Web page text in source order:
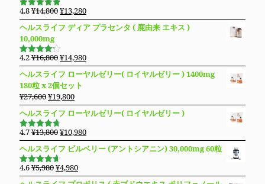
5段階で
4.83の評
価
4.8¥14,800元
の
価
は
¥14,800
で
し
た。
¥13,280現
在
の
格
は
¥13,280
ヘルスライフ ディア プラセンタ ( 鹿由来 エキス )
10,000mg
5段階で
4.19の評
価
4.2¥16,800元
の
価
格
は
¥16,800
で
し
た。
¥14,980現
在
の
は
で
す。
ヘルスライフ ローヤルゼリー( ロイヤルゼリー ) 1400mg
180粒 x 2個セット
¥27,600元
の
価
格
は
¥27,600
で
し
¥19,800現
在
価
格
は
¥19,800
で
ヘルスライフ ローヤルゼリー( ロイヤルゼリー )
5段階で
4.69の評
価
4.7¥13,800元
の
価
格
は
¥10,980現
在
の
格
ヘルスライフ ビルベリー (アントシアニン) 30,000mg 60粒
5段階で
4.63の評
4.6¥5,980元
の
¥4,980現
在